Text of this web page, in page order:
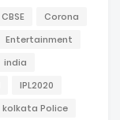
CBSE
Corona
Entertainment
india
IPL2020
kolkata Police